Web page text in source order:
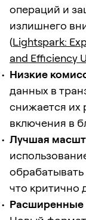
операций и
излишнего
(Lightspark:
and Efficiency
Низкие
данных в
снижается их
включения в
Лучшая
что критично
Расширенные